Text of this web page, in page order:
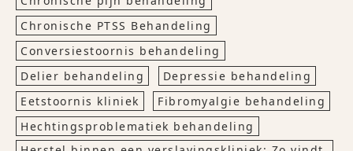
Chronische PTSS Behandeling
Conversiestoornis behandeling
Delier behandeling
Depressie behandeling
Eetstoornis kliniek
Fibromyalgie behandeling
Hechtingsproblematiek behandeling